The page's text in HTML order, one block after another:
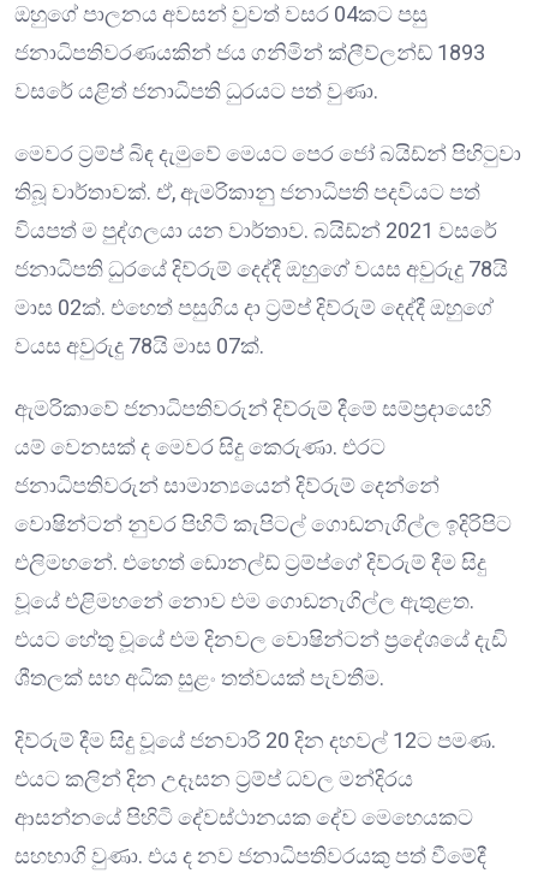
ඔහුගේ පාලනය අවසන් වුවත් වසර 04කට පසු
ජනාධිපතිවරණයකින් ජය ගනිමින් ක්ලීව්ලන්ඩ් 1893
වසරේ යළිත් ජනාධිපති ධුරයට පත් වුණා.
මෙවර ට්‍රම්ප් බිඳ දැමුවේ මෙයට පෙර ජෝ බයිඩ්න් පිහිටුවා
තිබූ වාර්තාවක්. ඒ, ඇමරිකානු ජනාධිපති පදවියට පත්
වියපත් ම පුද්ගලයා යන වාර්තාව. බයිඩ්න් 2021 වසරේ
ජනාධිපති ධුරයේ දිව්රුම් දෙද්දී ඔහුගේ වයස අවුරුදු 78යි
මාස 02ක්. එහෙත් පසුගිය දා ට්‍රම්ප් දිව්රුම් දෙද්දී ඔහුගේ
වයස අවුරුදු 78යි මාස 07ක්.
ඇමරිකාවේ ජනාධිපතිවරුන් දිව්රුම් දීමේ සම්ප්‍රදායෙහි
යම් වෙනසක් ද මෙවර සිදු කෙරුණා. එරට
ජනාධිපතිවරුන් සාමාන්‍යයෙන් දිව්රුම් දෙන්නේ
වොෂින්ටන් නුවර පිහිටි කැපිටල් ගොඩනැගිල්ල ඉදිරිපිට
එලිමහනේ. එහෙත් ඩොනල්ඩ් ට්‍රම්ප්ගේ දිව්රුම් දීම සිදු
වූයේ එළිමහනේ නොව එම ගොඩනැගිල්ල ඇතුළත.
එයට හේතු වූයේ එම දිනවල වොෂින්ටන් ප්‍රදේශයේ දැඩි
ශීතලක් සහ අධික සුළං තත්වයක් පැවතීම.
දිව්රුම් දීම සිදු වූයේ ජනවාරි 20 දින දහවල් 12ට පමණ.
එයට කලින් දින උදෑසන ට්‍රම්ප් ධවල මන්දිරය
ආසන්නයේ පිහිටි දේවස්ථානයක දේව මෙහෙයකට
සහභාගි වුණා. එය ද නව ජනාධිපතිවරයකු පත් වීමේදී